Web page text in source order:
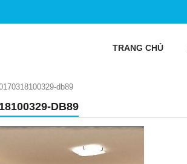
TRANG CHỦ
db89
DB89